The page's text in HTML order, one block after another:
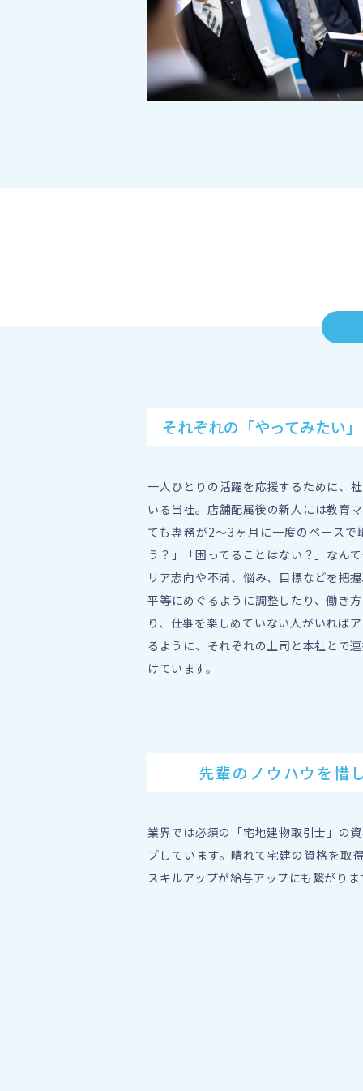
それぞれの 「やってみたい
一人ひとりの活躍を応援するために、
いる当社。店舗配属後の新人には教育
ても専務が2～3ヶ月に一度のペース
う？」「困ってることはない？」なん
リア志向や不満、悩み、目標などを把
平等にめぐるように調整したり、働き
り、仕事を楽しめていない人がいれば
るように、それぞれの上司と本社とで
けています。
先輩のノウハウを惜
業界では必須の「宅地建物取引士」の
プしています。晴れて宅建の資格を取
スキルアップが給与アップにも繋がりま